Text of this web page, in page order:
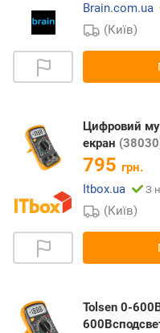
Brain.com.ua
(Київ)
Цифровий
екран
795 грн.
Itbox.ua
З
(Київ)
Tolsen 0-